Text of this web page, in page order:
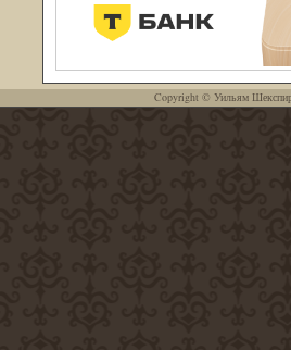
Copyright © Уильям